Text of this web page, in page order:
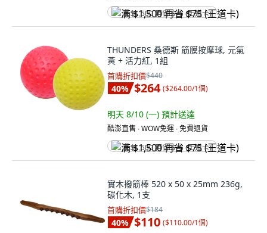
满 $1,500 再省 $75 (王道卡)
THUNDERS 桑德斯 筋膜按摩球, 元氣
黃 + 活力紅, 1組
首購折扣價$440
40% $264 ($264.00/1個)
明天 8/10 (一) 預計送達
酷澎直售 ∙ WOW免運 ∙ 免費退貨
满 $1,500 再省 $75 (王道卡)
實木撥筋棒 520 x 50 x 25mm 236g,
碳化木, 1支
首購折扣價$184
40% $110 ($110.00/1個)